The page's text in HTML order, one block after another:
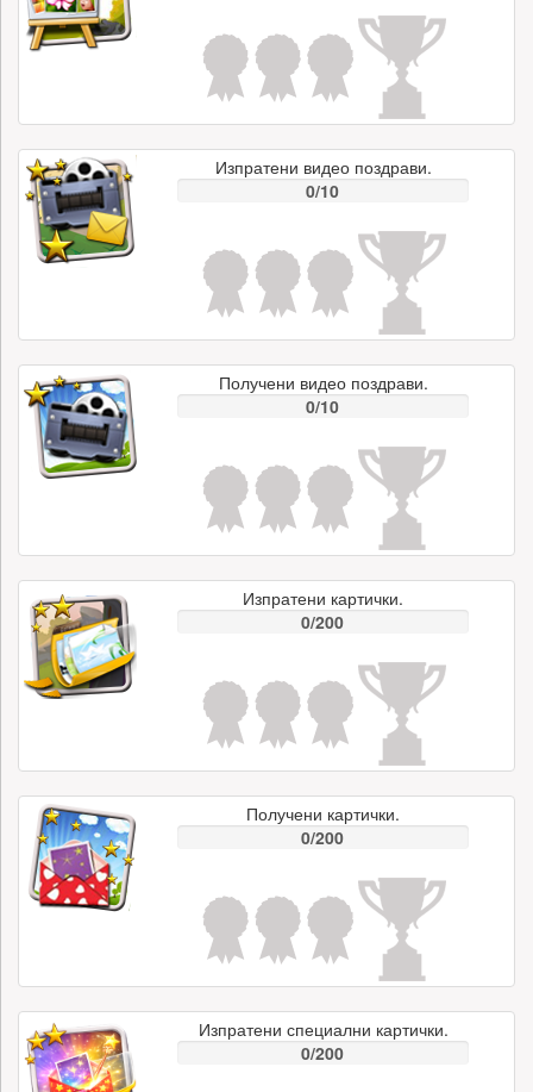
Изпратени видео поздрави.
0/10
Получени видео поздрави.
0/10
Изпратени картички.
0/200
Получени картички.
0/200
Изпратени специални картички.
0/200